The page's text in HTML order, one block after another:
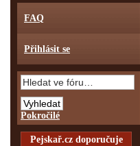
FAQ
Přihlásit se
Pokročilé
Pejskař.cz doporučuje